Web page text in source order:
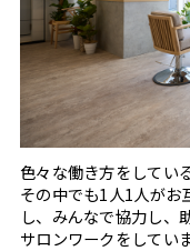
色々な働き方をしてい
その中でも1人1人がお
し、みんなで協力し、
サロンワークをしていま